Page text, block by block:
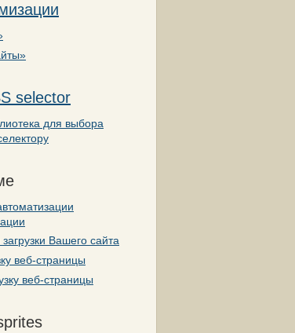
selector
для выбора
Вашего сайта
веб-страницы
веб-страницы